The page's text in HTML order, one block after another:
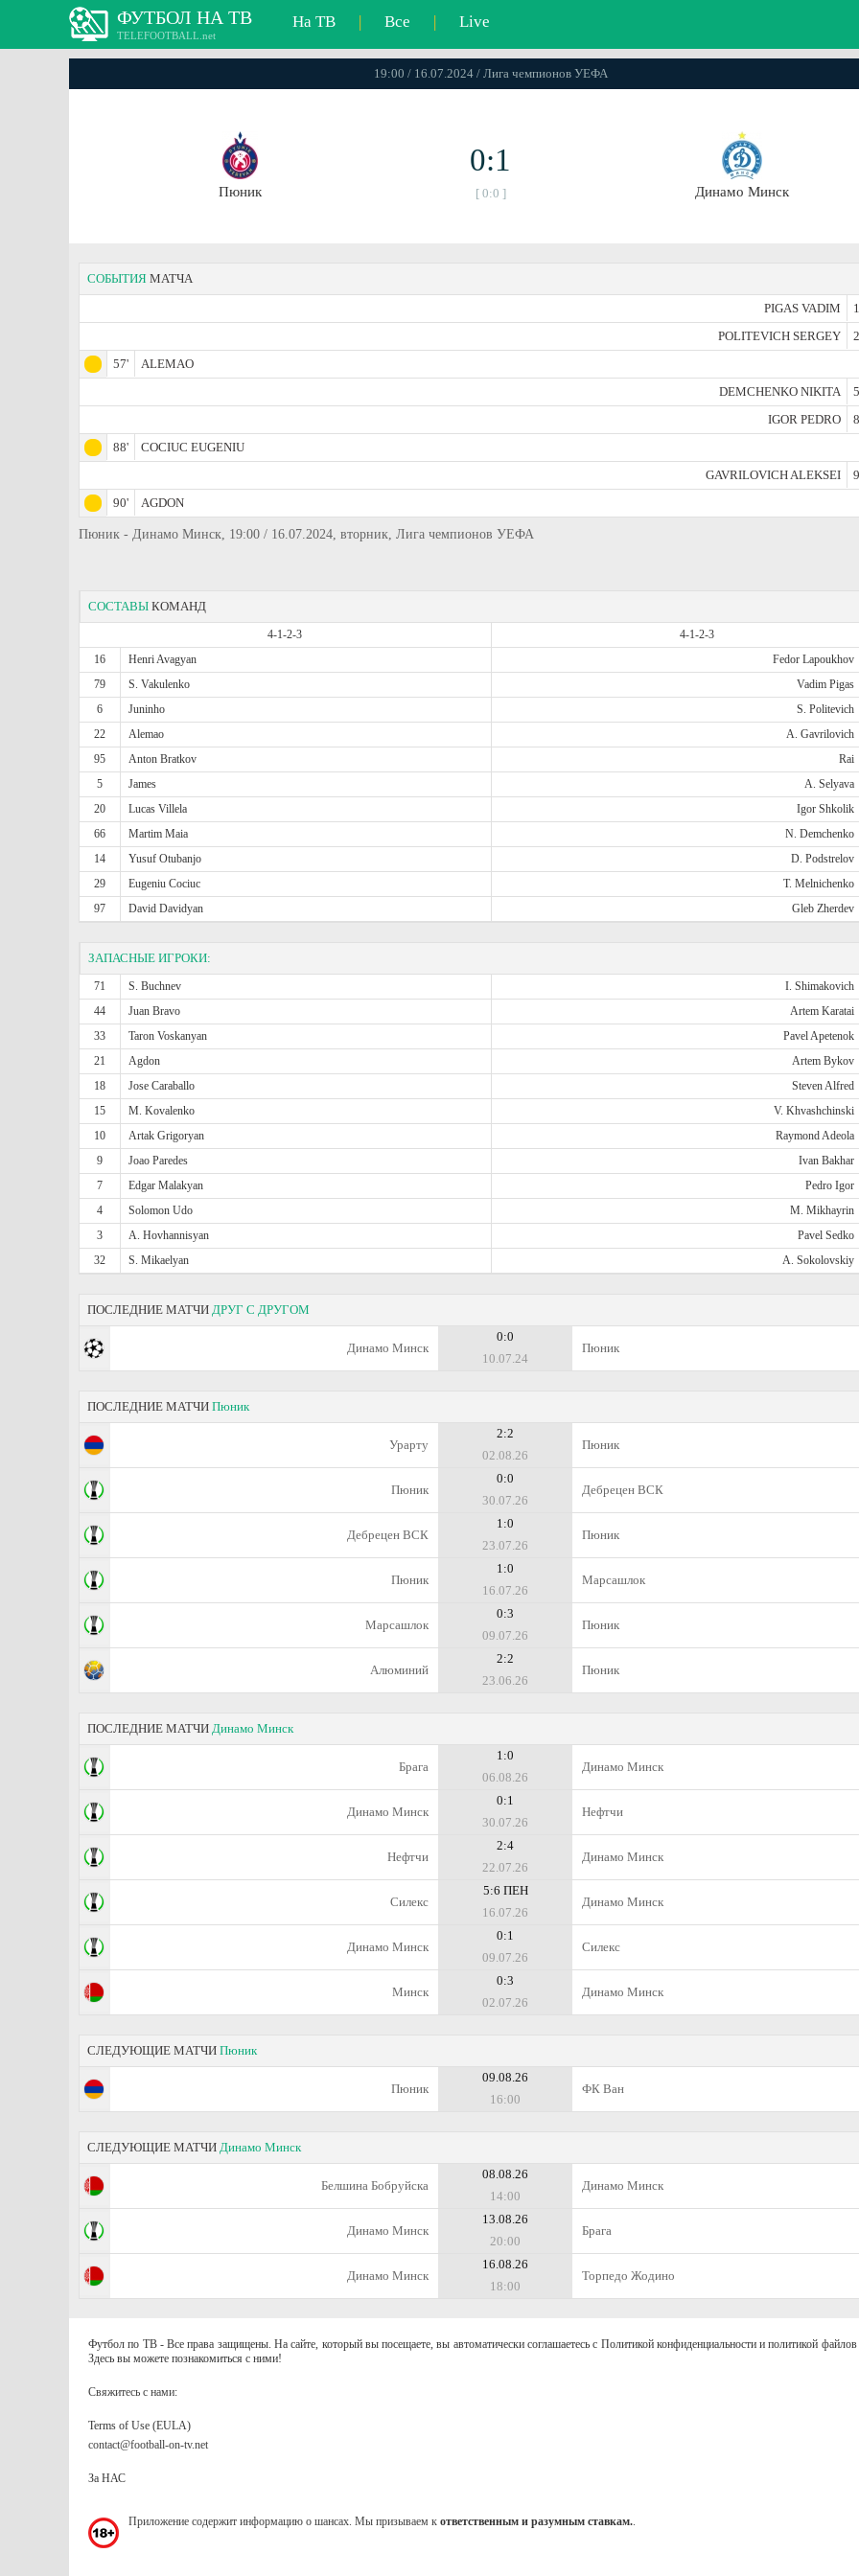
ФУТБОЛ НА ТВ
TELEFOOTBALL.net
На ТВ | Все | Live
19:00 / 16.07.2024 / Лига чемпионов УЕФА
Пюник
0:1
[ 0:0 ] Динамо Минск
СОБЫТИЯ МАТЧА
PIGAS VADIM
POLITEVICH SERGEY
57'
ALEMAO
DEMCHENKO NIKITA
IGOR PEDRO
88'
COCIUC EUGENIU
GAVRILOVICH ALEKSEI
90'
AGDON
Пюник - Динамо Минск, 19:00 / 16.07.2024, вторник, Лига чемпионов УЕФА
СОСТАВЫ КОМАНД
4-1-2-3
4-1-2-3
16
Henri Avagyan Fedor Lapoukhov
79
S. Vakulenko Vadim Pigas
6
Juninho S. Politevich
22
Alemao A. Gavrilovich
95
Anton Bratkov Rai
5
James A. Selyava
20
Lucas Villela Igor Shkolik
66
Martim Maia N. Demchenko
14
Yusuf Otubanjo D. Podstrelov
29
Eugeniu Cociuc T. Melnichenko
97
David Davidyan Gleb Zherdev
ЗАПАСНЫЕ ИГРОКИ:
71 S. Buchnev I. Shimakovich
44
Juan Bravo Artem Karatai
33
Taron Voskanyan Pavel Apetenok
21
Agdon Artem Bykov
18
Jose Caraballo Steven Alfred
15
M. Kovalenko V. Khvashchinski
10
Artak Grigoryan Raymond Adeola
9
Joao Paredes Ivan Bakhar
7
Edgar Malakyan Pedro Igor
4
Solomon Udo M. Mikhayrin
3
A. Hovhannisyan Pavel Sedko
32
S. Mikaelyan A. Sokolovskiy
ПОСЛЕДНИЕ МАТЧИ ДРУГ С ДРУГОМ
Динамо Минск
0:0
10.07.24
Пюник
ПОСЛЕДНИЕ МАТЧИ Пюник
Урарту
2:2
02.08.26
Пюник
Пюник
0:0
30.07.26
Дебрецен ВСК
Дебрецен ВСК
1:0
23.07.26
Пюник
Пюник
1:0
16.07.26
Марсашлок
Марсашлок
0:3
09.07.26
Пюник
Алюминий
2:2
23.06.26
Пюник
ПОСЛЕДНИЕ МАТЧИ Динамо Минск
Брага
1:0
06.08.26
Динамо Минск
Динамо Минск
0:1
30.07.26
Нефтчи
Нефтчи
2:4
22.07.26
Динамо Минск
Силекс
5:6 ПЕН
16.07.26
Динамо Минск
Динамо Минск
0:1
09.07.26
Силекс
Минск
0:3
02.07.26
Динамо Минск
СЛЕДУЮЩИЕ МАТЧИ Пюник
Пюник
09.08.26
16:00
ФК Ван
СЛЕДУЮЩИЕ МАТЧИ Динамо Минск
Белшина Бобруйска
08.08.26
14:00
Динамо Минск
Динамо Минск
13.08.26
20:00
Брага
Динамо Минск
16.08.26
18:00
Торпедо Жодино
Футбол по ТВ - Все права защищены. На сайте, который вы посещаете, вы автоматически соглашаетесь с Политикой конфиденциальности и политикой
Здесь вы можете познакомиться с ними!
Свяжитесь с нами:
Terms of Use (EULA)
contact@football-on-tv.net
За НАС
Приложение содержит информацию о шансах. Мы призываем к ответственным и разумным ставкам..